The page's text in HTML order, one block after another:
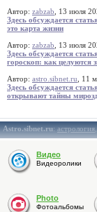
Автор: zabzab , 13 июля
Здесь обсуждается
это карта жизни
Автор: zabzab , 13 июля
Здесь обсуждается
гороскоп: как целуются
Автор: astro.sibnet.ru , 11
Здесь обсуждается
открывают тайны
Astro.sibnet.ru:астрология
Видео
Видеоролики
Photo
Фотоальбомы